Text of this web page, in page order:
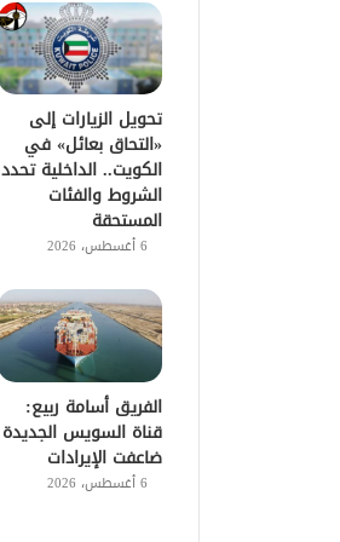
تحويل الزيارات إلى
«التحاق بعائل» في
الكويت.. الداخلية تحدد
الشروط والفئات
المستحقة
6 أغسطس، 2026
الفريق أسامة ربيع:
قناة السويس الجديدة
ضاعفت الإيرادات
6 أغسطس، 2026